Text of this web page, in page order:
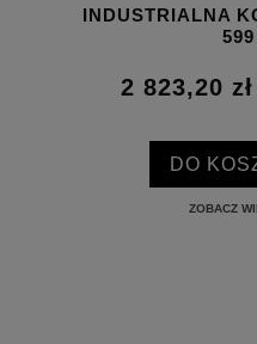
INDUSTRIALNA
599
2 823,20 zł
DO
ZOBACZ